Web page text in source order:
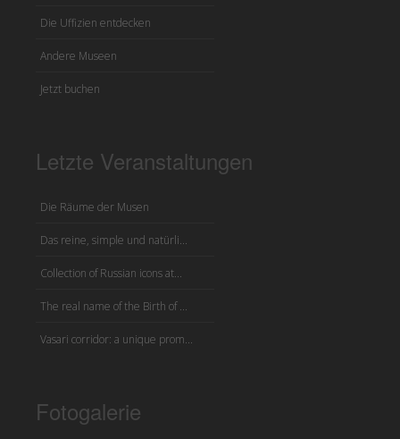
Die Uffizien entdecken
Andere Museen
Jetzt buchen
Letzte Veranstaltungen
Die Räume der Musen
Das reine, simple und natürli...
Collection of Russian icons at...
The real name of the Birth of ...
Vasari corridor: a unique prom...
Fotogalerie